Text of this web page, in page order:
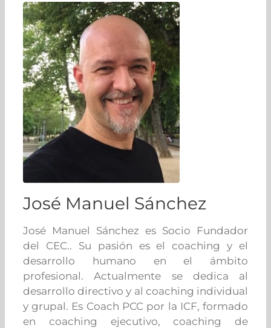
José Manuel Sánchez
José Manuel Sánchez es Socio Fundador
del CEC.. Su pasión es el coaching y el
desarrollo humano en el ámbito
profesional. Actualmente se dedica al
desarrollo directivo y al coaching individual
y grupal. Es Coach PCC por la ICF, formado
en coaching ejecutivo, coaching de